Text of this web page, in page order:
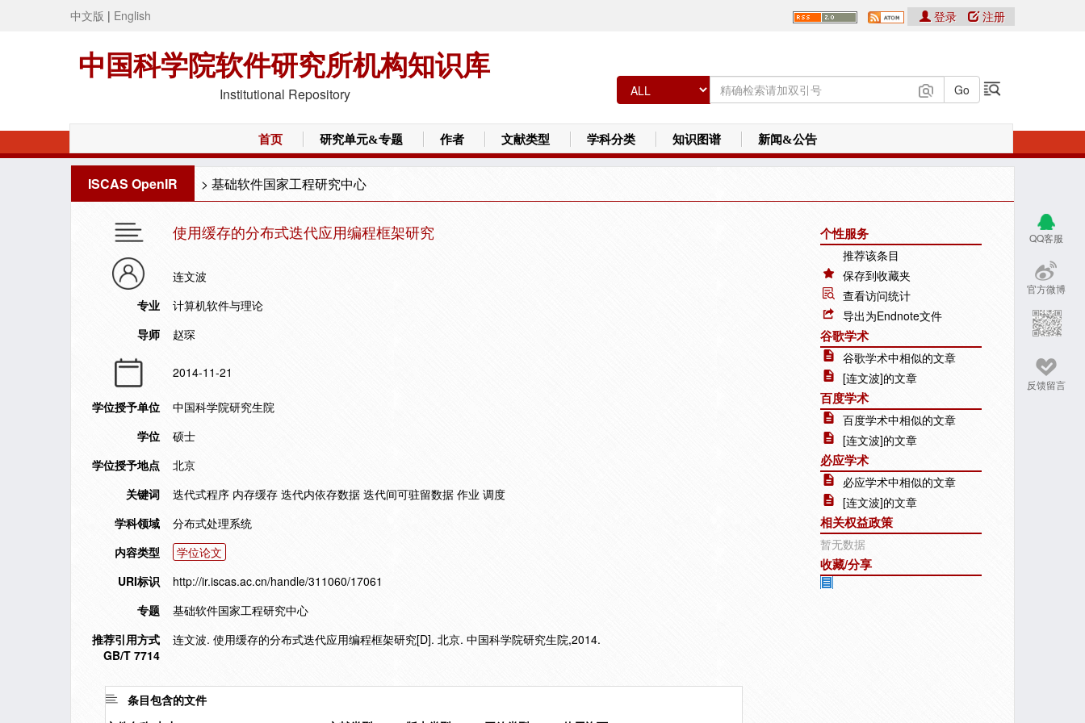
中文版 | English
中国科学院软件研究所机构知识库
Institutional Repository
登录 注册
首页 研究单元&专题 作者 文献类型 学科分类 知识图谱 新闻&公告
ISCAS OpenIR > 基础软件国家工程研究中心
QQ客服
官方微博
反馈留言
使用缓存的分布式迭代应用编程框架研究
连文波
专业
计算机软件与理论
导师
赵琛
2014-11-21
学位授予单位
中国科学院研究生院
学位
硕士
学位授予地点
北京
关键词
迭代式程序 内存缓存 迭代内依存数据 迭代间可驻留数据 作业 调度
学科领域
分布式处理系统
内容类型
学位论文
URI标识
http://ir.iscas.ac.cn/handle/311060/17061
专题
基础软件国家工程研究中心
推荐引用方式
GB/T 7714
连文波. 使用缓存的分布式迭代应用编程框架研究[D]. 北京. 中国科学院研究生院,2014.
条目包含的文件
个性服务
推荐该条目
保存到收藏夹
查看访问统计
导出为Endnote文件
谷歌学术
谷歌学术中相似的文章
[连文波]的文章
百度学术
百度学术中相似的文章
[连文波]的文章
必应学术
必应学术中相似的文章
[连文波]的文章
相关权益政策
暂无数据
收藏/分享